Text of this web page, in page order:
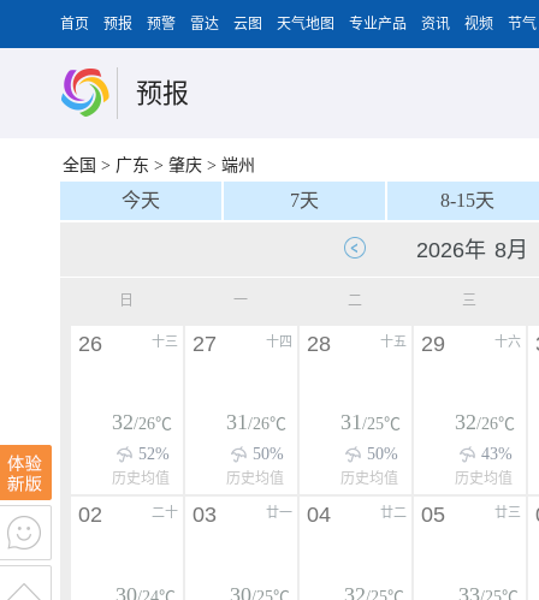
首页 预报 预警 雷达 云图 天气地图 专业产品 资讯 视频 节气
预报
全国 > 广东 > 肇庆 > 端州
今天 7天 8-15天
日 一 二 三
十三
26
32/26℃
52%
历史均值
十四
27
31/26℃
50%
历史均值
十五
28
31/25℃
50%
历史均值
十六
29
32/26℃
43%
历史均值
二十
02
30
廿一
03
30
廿二
04
32
廿三
05
33